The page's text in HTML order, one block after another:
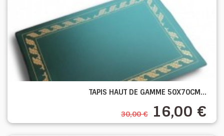
TAPIS HAUT DE GAMME 50X70CM...
30,00 € 16,00 €